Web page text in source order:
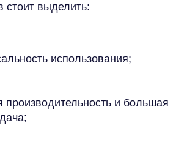
стоит выделить:
использования;
производительность и большая